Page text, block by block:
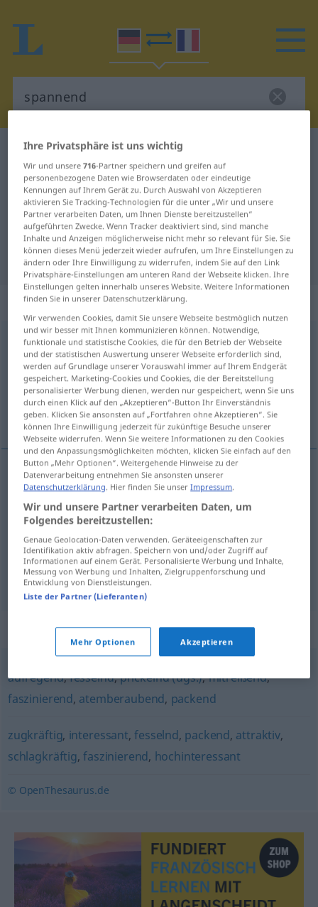
Deutsch-Französisch Wörterbuch
Deutsch-Französisch Übersetzung
für "spannend"
"spannend" Französisch
Übersetzung
„spannend“: als Adjektiv gebraucht
spannendadjt
Übersicht aller Übersetzungen
(Für mehr Details die Übersetzung anklicken/antippen)
captivant, passionnant, palpitant
captivant spannend
passionnant spannend
palpitant spannend
Synonyme für "spannend"
aufregend,fesselnd,prickelnd (ugs.),mitreißend,
faszinierend, atemberaubend, packend
zugkräftig, interessant,fesselnd, packend, attraktiv,
schlagkräftig,faszinierend, hochinteressant
© OpenThesaurus.de
Ihre Privatsphäre ist uns wichtig
Wir und unsere716-Partner speichern und greifen auf
personenbezogene Daten wie Browserdaten oder eindeutige
Kennungen auf Ihrem Gerät zu. Durch Auswahl von Akzeptieren
aktivieren Sie Tracking-Technologien für die unter „Wir und unsere
Partner verarbeiten Daten, um Ihnen Dienste bereitzustellen“
aufgeführten Zwecke. Wenn Tracker deaktiviert sind, sind manche
Inhalte und Anzeigen möglicherweise nicht mehr so relevant für Sie. Sie
können dieses Menü jederzeit wieder aufrufen, um Ihre Einstellungen zu
ändern oder Ihre Einwilligung zu widerrufen, indem Sie auf den Link
Privatsphäre-Einstellungen am unteren Rand der Webseite klicken. Ihre
Einstellungen gelten innerhalb unseres Website. Weitere Informationen
finden Sie in unserer Datenschutzerklärung.
Wir verwenden Cookies, damit Sie unsere Webseite bestmöglich nutzen
und wir besser mit Ihnen kommunizieren können. Notwendige,
funktionale und statistische Cookies, die für den Betrieb der Webseite
und der statistischen Auswertung unserer Webseite erforderlich sind,
werden auf Grundlage unserer Vorauswahl immer auf Ihrem Endgerät
gespeichert. Marketing-Cookies und Cookies, die der Bereitstellung
personalisierter Werbung dienen, werden nur gespeichert, wenn Sie uns
durch einen Klick auf den „Akzeptieren“-Button Ihr Einverständnis
geben. Klicken Sie ansonsten auf „Fortfahren ohne Akzeptieren“. Sie
können Ihre Einwilligung jederzeit für zukünftige Besuche unserer
Webseite widerrufen. Wenn Sie weitere Informationen zu den Cookies
und den Anpassungsmöglichkeiten möchten, klicken Sie einfach auf den
Button „Mehr Optionen“. Weitergehende Hinweise zu der
Datenverarbeitung entnehmen Sie ansonsten unserer
Datenschutzerklärung. Hier finden Sie unserImpressum.
Wir und unsere Partner verarbeiten Daten, um
Folgendes bereitzustellen:
Genaue Geolocation-Daten verwenden. Geräteeigenschaften zur
Identifikation aktiv abfragen. Speichern von und/oder Zugriff auf
Informationen auf einem Gerät. Personalisierte Werbung und Inhalte,
Messung von Werbung und Inhalten, Zielgruppenforschung und
Entwicklung von Dienstleistungen.
Liste der Partner (Lieferanten)
Mehr Optionen Akzeptieren